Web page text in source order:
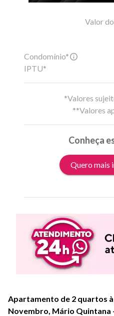
Valor
Condomínio*
IPTU*
*Valores
**Valores
Conheça
Quero mais
Apartamento de 2 quartos à
Novembro, Mário Quintana